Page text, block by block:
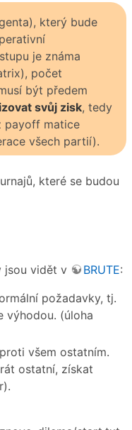
který bude
je známa
počet
být předem
svůj zisk, tedy
payoff matice
všech partií).
které se budou
jsou vidět v BRUTE:
požadavky, tj.
výhodou. (úloha
všem ostatním.
ostatní, získat